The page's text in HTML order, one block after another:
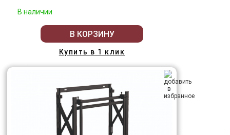
В наличии
В КОРЗИНУ
Купить в 1 клик